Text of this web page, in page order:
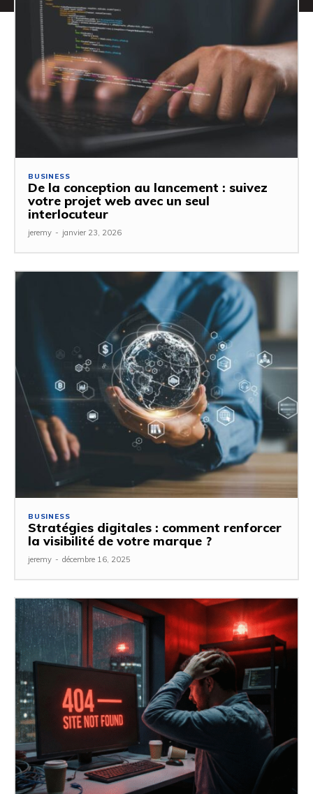
BUSINESS
De la conception au lancement : suivez
votre projet web avec un seul
interlocuteur
jeremy - janvier 23, 2026
BUSINESS
Stratégies digitales : comment renforcer
la visibilité de votre marque ?
jeremy - décembre 16, 2025